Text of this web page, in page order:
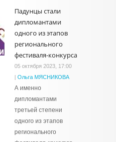
Падунцы стали
дипломантами
одного из этапов
регионального
фестиваля-конкурса
05 октября 2023, 17:00
| Ольга МЯСНИКОВА
А именно
дипломантами
третьей степени
одного из этапов
регионального